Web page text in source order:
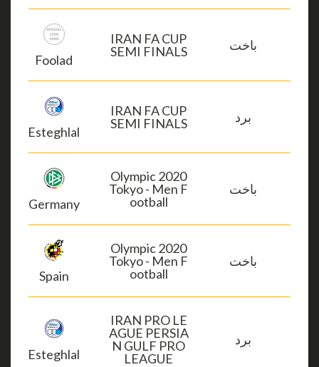
باخت
IRAN FA CUP
SEMI FINALS
Foolad
برد
IRAN FA CUP
SEMI FINALS
Esteghlal
باخت
2020 Olympic
Tokyo - Men F
ootball
Germany
باخت
2020 Olympic
Tokyo - Men F
ootball
Spain
برد
IRAN PRO LE
AGUE PERSIA
N GULF PRO
LEAGUE
Esteghlal